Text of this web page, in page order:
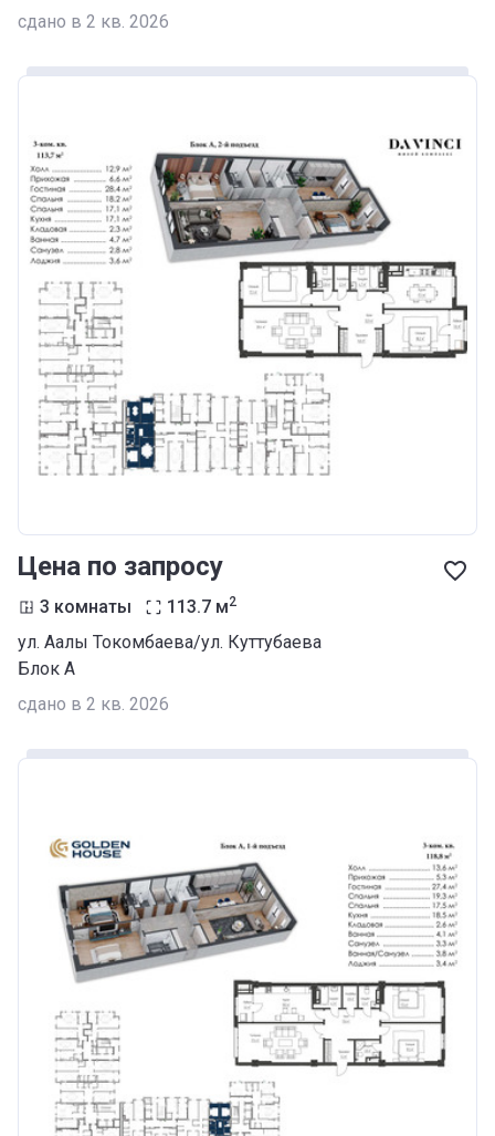
сдано в 2 кв. 2026
Цена по запросу
3 комнаты 113.7 м2
ул. Аалы Токомбаева/ул. Куттубаева
Блок А
сдано в 2 кв. 2026